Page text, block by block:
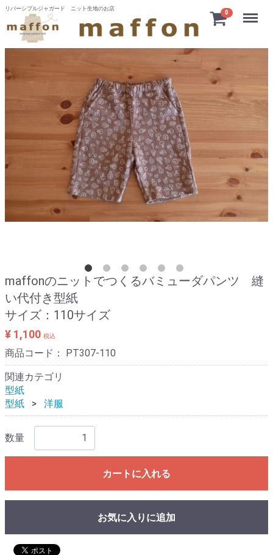
リバーシブルジャガード ニット生地のお店
0 Menu
maffonのニットでつくるバミューダパンツ 縫
い代付き型紙
サイズ：110サイズ
¥ 1,100 税込
商品コード： PT307-110
関連カテゴリ
型紙
型紙
洋服
数量
カートに入れる
お気に入りに追加